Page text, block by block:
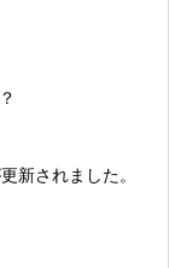
新されました。